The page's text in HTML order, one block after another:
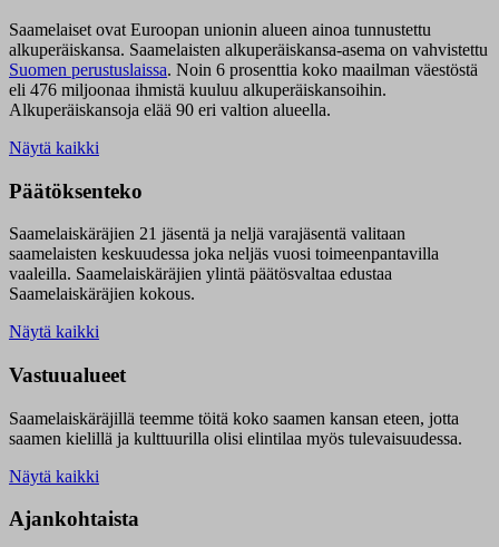
Saamelaiset ovat Euroopan unionin alueen ainoa tunnustettu
alkuperäiskansa. Saamelaisten alkuperäiskansa-asema on vahvistettu
Suomen perustuslaissa. Noin 6 prosenttia koko maailman väestöstä
eli 476 miljoonaa ihmistä kuuluu alkuperäiskansoihin.
Alkuperäiskansoja elää 90 eri valtion alueella.
Näytä kaikki
Päätöksenteko
Saamelaiskäräjien 21 jäsentä ja neljä varajäsentä valitaan
saamelaisten keskuudessa joka neljäs vuosi toimeenpantavilla
vaaleilla. Saamelaiskäräjien ylintä päätösvaltaa edustaa
Saamelaiskäräjien kokous.
Näytä kaikki
Vastuualueet
Saamelaiskäräjillä teemme töitä koko saamen kansan eteen, jotta
saamen kielillä ja kulttuurilla olisi elintilaa myös tulevaisuudessa.
Näytä kaikki
Ajankohtaista